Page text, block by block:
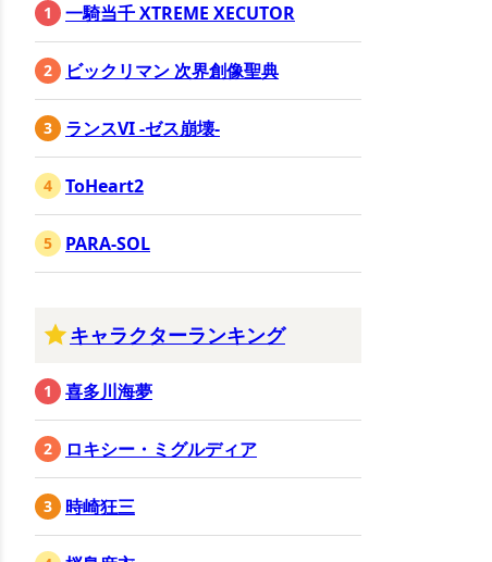
一騎当千 XTREME XECUTOR
ビックリマン 次界創像聖典
ランスVI -ゼス崩壊-
ToHeart2
PARA-SOL
キャラクターランキング
喜多川海夢
ロキシー・ミグルディア
時崎狂三